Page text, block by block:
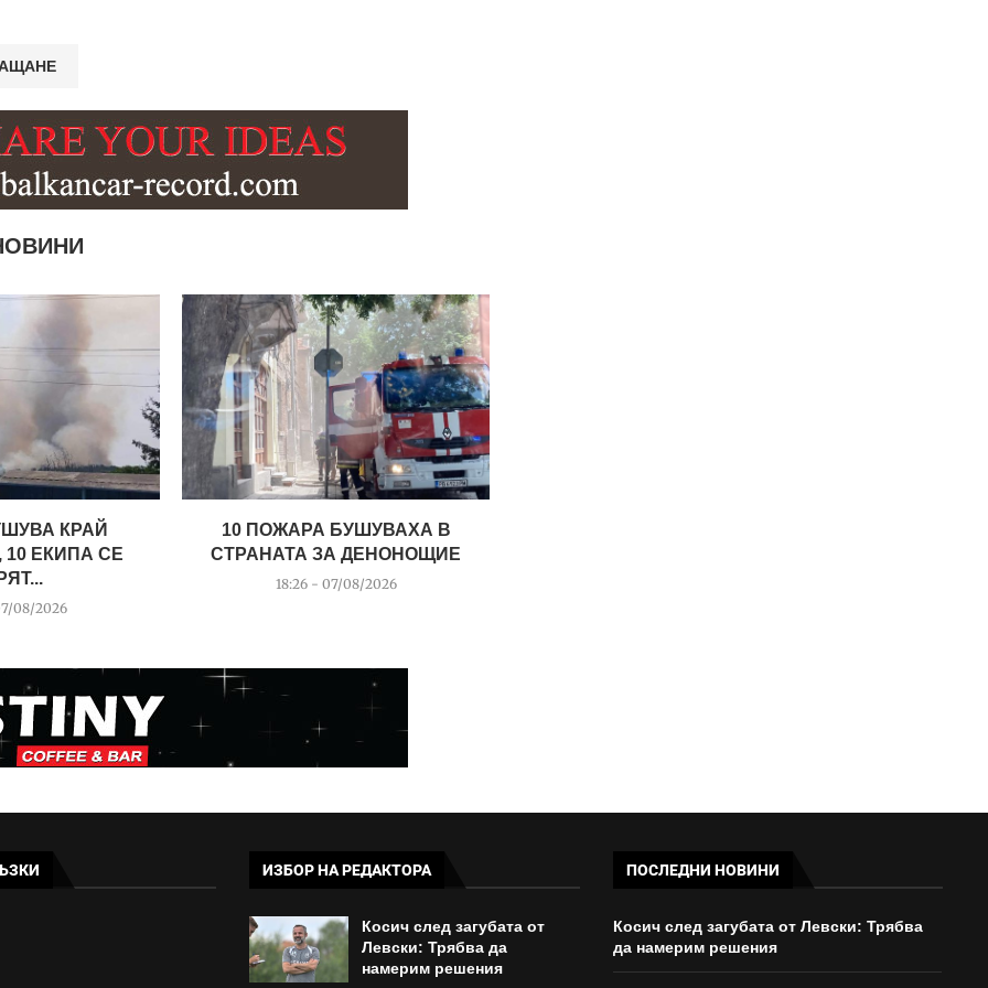
КРАЙ
ЕКИПА СЕ
08/2026
10 ПОЖАРА БУШУВАХА В
СТРАНАТА ЗА ДЕНОНОЩИЕ
18:26 - 07/08/2026
ИЗБОР НА РЕДАКТОРА
Косич след загубата от
Левски: Трябва да
намерим решения
ПОСЛЕДНИ НОВИНИ
Косич след загубата от Левски: Трябва
да намерим решения